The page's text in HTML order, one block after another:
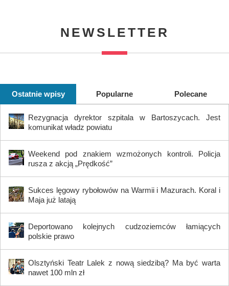
NEWSLETTER
Ostatnie wpisy Popularne Polecane
Rezygnacja dyrektor szpitala w Bartoszycach. Jest
komunikat władz powiatu
Weekend pod znakiem wzmożonych kontroli. Policja
rusza z akcją „Prędkość”
Sukces lęgowy rybołowów na Warmii i Mazurach. Koral i
Maja już latają
Deportowano kolejnych cudzoziemców łamiących
polskie prawo
Olsztyński Teatr Lalek z nową siedzibą? Ma być warta
nawet 100 mln zł